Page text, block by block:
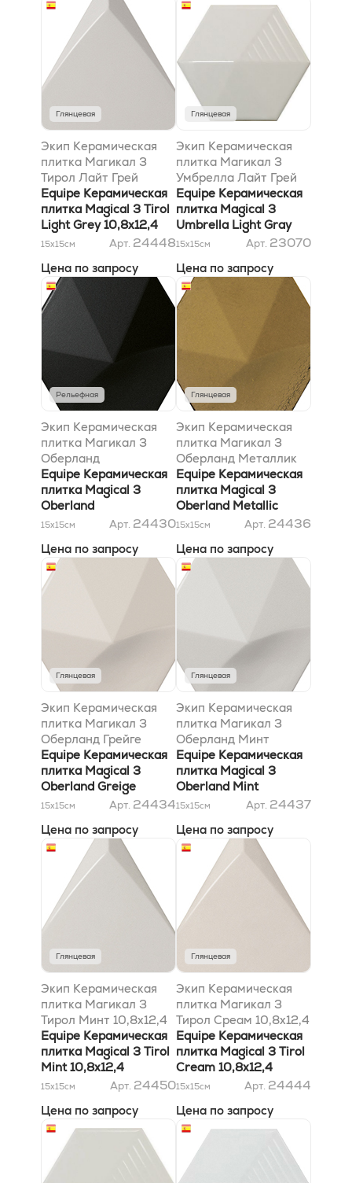
Глянцевая
Экип Керамическая
плитка Магикал 3
Тирол Лайт Грей
10,8х12,4
Equipe Керамическая
плитка Magical 3 Tirol
Light Grey 10,8х12,4
15x15см Арт. 24448
Цена по запросу
Глянцевая
Экип Керамическая
плитка Магикал 3
Умбрелла Лайт Грей
10,7х12,4
Equipe Керамическая
плитка Magical 3
Umbrella Light Gray
10,7х12,4
15x15см Арт. 23070
Цена по запросу
Рельефная
Экип Керамическая
плитка Магикал 3
Оберланд
Блэк10,7х12,4 матовый
Equipe Керамическая
плитка Magical 3
Oberland
Black10,7х12,4 Matt
15x15см Арт. 24430
Цена по запросу
Глянцевая
Экип Керамическая
плитка Магикал 3
Оберланд Металлик
10,7х12,4
Equipe Керамическая
плитка Magical 3
Oberland Metallic
10,7х12,4
15x15см Арт. 24436
Цена по запросу
Глянцевая
Экип Керамическая
плитка Магикал 3
Оберланд Грейге
12,4x10,7
Equipe Керамическая
плитка Magical 3
Oberland Greige
12,4x10,7
15x15см Арт. 24434
Цена по запросу
Глянцевая
Экип Керамическая
плитка Магикал 3
Оберланд Минт
12,4х10,7
Equipe Керамическая
плитка Magical 3
Oberland Mint
12,4х10,7
15x15см Арт. 24437
Цена по запросу
Глянцевая
Экип Керамическая
плитка Магикал 3
Тирол Минт 10,8х12,4
Equipe Керамическая
плитка Magical 3 Tirol
Mint 10,8х12,4
15x15см Арт. 24450
Цена по запросу
Глянцевая
Экип Керамическая
плитка Магикал 3
Тирол Среам 10,8х12,4
Equipe Керамическая
плитка Magical 3 Tirol
Сream 10,8х12,4
15x15см Арт. 24444
Цена по запросу